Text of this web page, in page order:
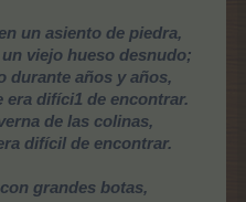
un asiento de piedra,
viejo hueso desnudo;
durante años y años,
era difíci1 de encontrar.
de las colinas,
difícil de encontrar.
grandes botas,